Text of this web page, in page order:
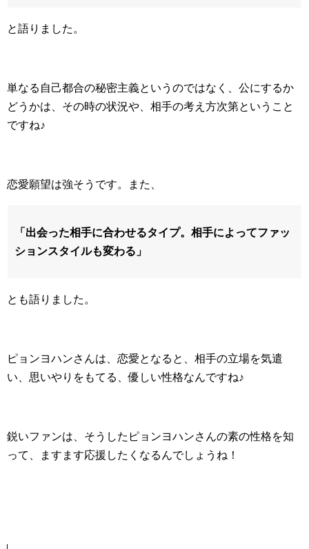
と語りました。
単なる自己都合の秘密主義というのではなく、公にするか
どうかは、その時の状況や、相手の考え方次第ということ
ですね♪
恋愛願望は強そうです。また、
「出会った相手に合わせるタイプ。相手によってファッ
ションスタイルも変わる」
とも語りました。
ピョンヨハンさんは、恋愛となると、相手の立場を気遣
い、思いやりをもてる、優しい性格なんですね♪
鋭いファンは、そうしたピョンヨハンさんの素の性格を知
って、ますます応援したくなるんでしょうね！